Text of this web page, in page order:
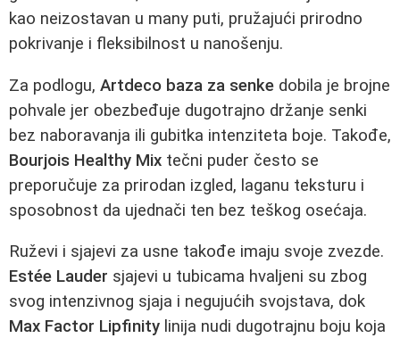
kao neizostavan u many puti, pružajući prirodno
pokrivanje i fleksibilnost u nanošenju.
Za podlogu, Artdeco baza za senke dobila je brojne
pohvale jer obezbeđuje dugotrajno držanje senki
bez naboravanja ili gubitka intenziteta boje. Takođe,
Bourjois Healthy Mix tečni puder često se
preporučuje za prirodan izgled, laganu teksturu i
sposobnost da ujednači ten bez teškog osećaja.
Ruževi i sjajevi za usne takođe imaju svoje zvezde.
Estée Lauder sjajevi u tubicama hvaljeni su zbog
svog intenzivnog sjaja i negujućih svojstava, dok
Max Factor Lipfinity linija nudi dugotrajnu boju koja